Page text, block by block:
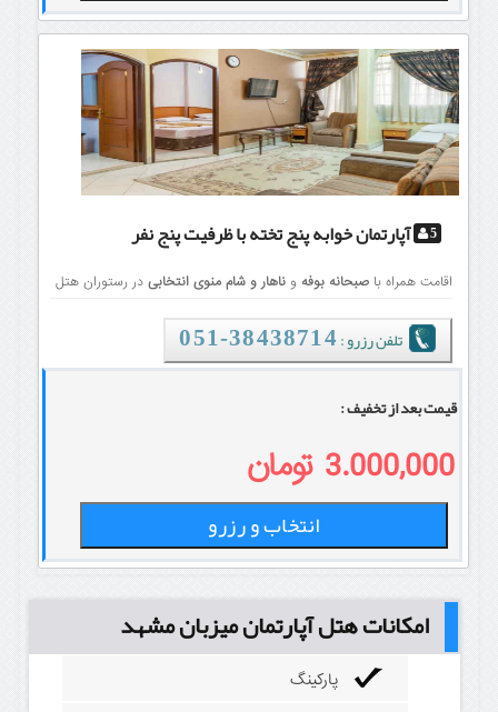
5 آپارتمان خوابه پنج تختهبا ظرفیت پنج نفر
اقامت همراه با صبحانه بوفه و ناهار و شام منوی انتخابیدر رستوران هتل
تلفن رزرو :38438714-051
قیمت بعد از تخفیف :
3.000,000 تومان
انتخاب و رزرو
امکانات هتل آپارتمان میزبان مشهد
پارکینگ